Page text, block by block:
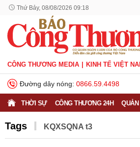
Thứ Bảy, 08/08/2026 09:18
CÔNG THƯƠNG MEDIA KINH TẾ VIỆT
Đường dây nóng: 0866.59.4498
THỜI SỰ CÔNG THƯƠNG 24H
Tags KQXSQNA t3